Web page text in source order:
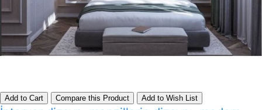
Add to Cart Compare this Product Add to Wish List